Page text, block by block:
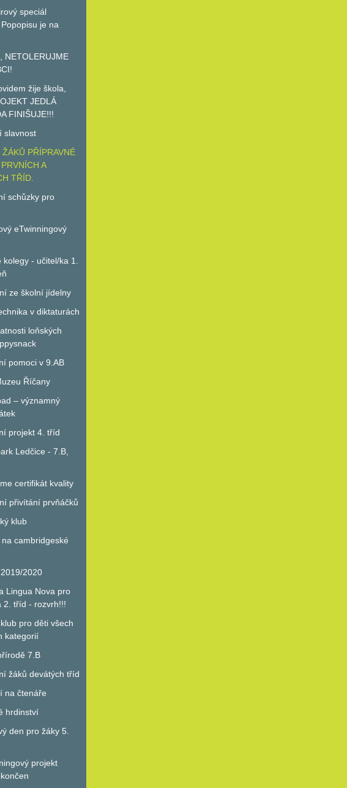
speciál
je na
NETOLERUJME
žije škola,
JEDLÁ
FINIŠUJE!!!
slavnost
ŽÁKŮ PŘÍPRAVNÉ
A
TŘÍD.
schůzky pro
eTwinningový
kolegy - učitel/ka 1.
ze školní jídelny
v diktaturách
loňských
pomoci v 9.AB
Říčany
– významný
projekt 4. tříd
Ledčice - 7.B,
certifikát kvality
přivítání prvňáčků
klub
cambridgeské
2020
Lingua Nova pro
2. tříd - rozvrh!!!
pro děti všech
kategorií
7.B
žáků devátých tříd
na čtenáře
hrdinství
den pro žáky 5.
projekt